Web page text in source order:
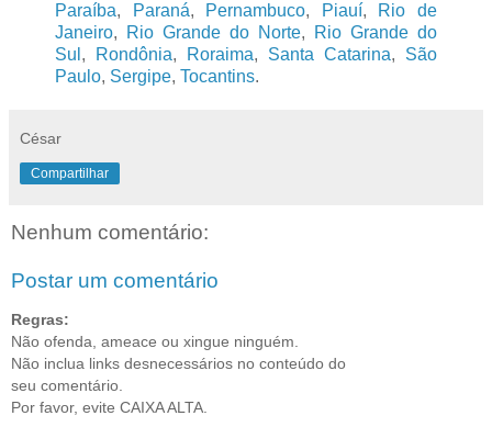
Paraíba, Paraná, Pernambuco, Piauí, Rio de
Janeiro, Rio Grande do Norte,
Rio Grande do
Sul , Rondônia, Roraima, Santa Catarina, São
Paulo, Sergipe, Tocantins.
César
Compartilhar
Nenhum comentário:
Postar um comentário
Regras:
Não ofenda, ameace ou xingue ninguém.
Não inclua links desnecessários no conteúdo do
seu comentário.
Por favor, evite CAIXA ALTA.